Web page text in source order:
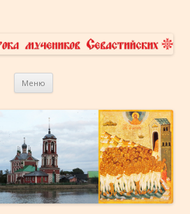
в Переславле-
Меню